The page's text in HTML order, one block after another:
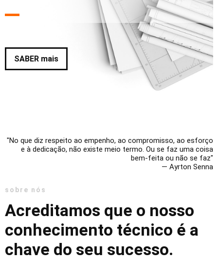
SABER mais
No que diz respeito ao empenho, ao compromisso, ao esforço
e à dedicação, não existe meio termo. Ou se faz uma coisa
bem-feita ou não se faz
— Ayrton Senna
sobre nós
Acreditamos que o nosso
conhecimento técnico é a
chave do seu sucesso.